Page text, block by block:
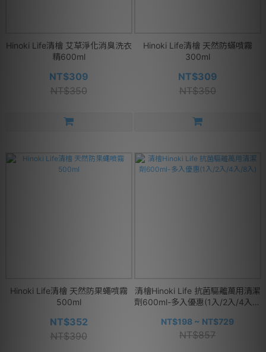
Hinoki Life清檜 艾草淨化消臭洗衣
精600ml
NT$309
NT$350
Hinoki Life清檜 天然防蟎噴霧
300ml
NT$309
NT$350
Hinoki Life清檜 天然防果蠅噴霧
500ml
NT$352
NT$390
清檜Hinoki Life 抗菌驅離萬用清潔
劑600ml-多入優惠(1入/2入/4入/8
NT$198 ~ NT$729
NT$857